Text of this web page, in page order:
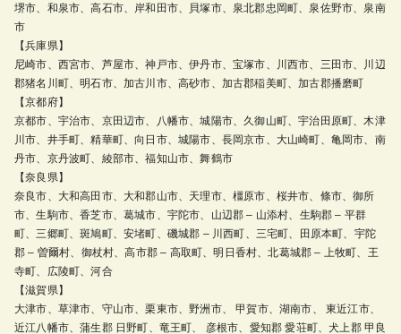
堺市、和泉市、高石市、岸和田市、貝塚市、泉北郡忠岡町、泉佐野市、泉南
市
【兵庫県】
尼崎市、西宮市、芦屋市、神戸市、伊丹市、宝塚市、川西市、三田市、川辺
郡猪名川町、明石市、加古川市、高砂市、加古郡稲美町、加古郡播磨町
【京都府】
京都市、宇治市、京田辺市、八幡市、城陽市、久御山町、宇治田原町、木津
川市、井手町、精華町、向日市、城陽市、長岡京市、大山崎町、亀岡市、南
丹市、京丹波町、綾部市、福知山市、舞鶴市
【奈良県】
奈良市、大和高田市、大和郡山市、天理市、橿原市、桜井市、條市、御所
市、生駒市、香芝市、葛城市、宇陀市、山辺郡 – 山添村、生駒郡 – 平群
町、三郷町、斑鳩町、安堵町、磯城郡 – 川西町、三宅町、田原本町、宇陀
郡 – 曽爾村、御杖村、高市郡 – 高取町、明日香村、北葛城郡 – 上牧町、王
寺町、広陵町、河合
【滋賀県】
大津市、草津市、守山市、栗東市、野洲市、 甲賀市、湖南市、 東近江市、
近江八幡市、蒲生郡 日野町、竜王町、 彦根市、愛知郡 愛荘町、犬上郡 甲良